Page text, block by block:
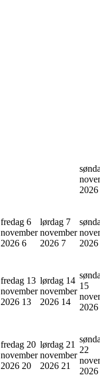
2026
fredag 6
november
2026 6
lørdag 7
november
2026 7
2026
fredag 13
november
2026 13
lørdag 14
november
2026 14
15
2026
fredag 20
november
2026 20
lørdag 21
november
2026 21
22
2026